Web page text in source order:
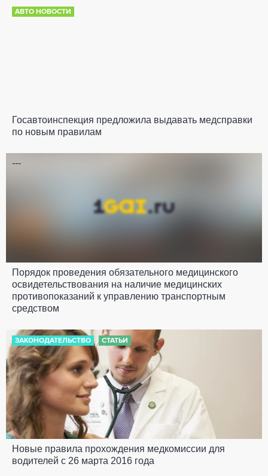
АВТО НОВОСТИ
Госавтоинспекция предложила выдавать медсправки
по новым правилам
---
Порядок проведения обязательного медицинского
освидетельствования на наличие медицинских
противопоказаний к управлению транспортным
средством
ЗАКОНОДАТЕЛЬСТВО СТАТЬИ
Новые правила прохождения медкомиссии для
водителей с 26 марта 2016 года